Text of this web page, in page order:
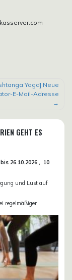
Yoga] Neue
E-Mail-Adresse
GEHT ES
26.10.2026 , 10
und Lust auf
regelmäßiger